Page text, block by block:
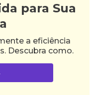
para Sua
a eficiência
Descubra como.